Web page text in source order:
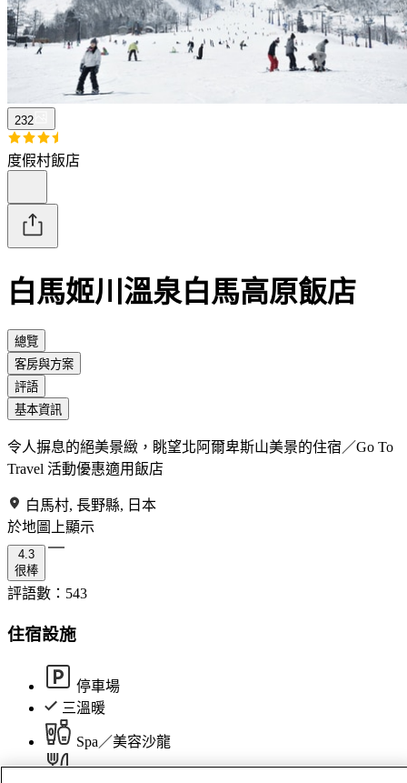
232
度假村飯店
白馬姬川溫泉白馬高原飯店
總覽
客房與方案
評語
基本資訊
令人摒息的絕美景緻，眺望北阿爾卑斯山美景的住宿／Go To
Travel 活動優惠適用飯店
白馬村, 長野縣, 日本
於地圖上顯示
4.3
很棒
評語數： 543
住宿設施
停車場
三溫暖
Spa／美容沙龍